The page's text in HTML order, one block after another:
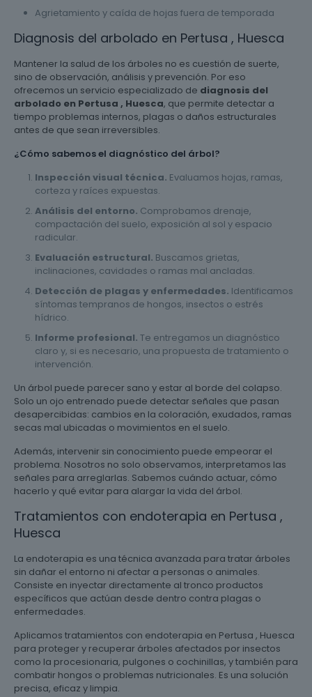
Agrietamiento y caída de hojas fuera de temporada
Diagnosis del arbolado en Pertusa , Huesca
Mantener la salud de los árboles no es cuestión de suerte,
sino de observación, análisis y prevención. Por eso
ofrecemos un servicio especializado de diagnosis del
arbolado en Pertusa , Huesca, que permite detectar a
tiempo problemas internos, plagas o daños estructurales
antes de que sean irreversibles.
¿Cómo sabemos el diagnóstico del árbol?
Inspección visual técnica. Evaluamos hojas, ramas,
corteza y raíces expuestas.
Análisis del entorno. Comprobamos drenaje,
compactación del suelo, exposición al sol y espacio
radicular.
Evaluación estructural. Buscamos grietas,
inclinaciones, cavidades o ramas mal ancladas.
Detección de plagas y enfermedades. Identificamos
síntomas tempranos de hongos, insectos o estrés
hídrico.
Informe profesional. Te entregamos un diagnóstico
claro y, si es necesario, una propuesta de tratamiento o
intervención.
Un árbol puede parecer sano y estar al borde del colapso.
Solo un ojo entrenado puede detectar señales que pasan
desapercibidas: cambios en la coloración, exudados, ramas
secas mal ubicadas o movimientos en el suelo.
Además, intervenir sin conocimiento puede empeorar el
problema. Nosotros no solo observamos, interpretamos las
señales para arreglarlas. Sabemos cuándo actuar, cómo
hacerlo y qué evitar para alargar la vida del árbol.
Tratamientos con endoterapia en Pertusa ,
Huesca
La endoterapia es una técnica avanzada para tratar árboles
sin dañar el entorno ni afectar a personas o animales.
Consiste en inyectar directamente al tronco productos
específicos que actúan desde dentro contra plagas o
enfermedades.
Aplicamos tratamientos con endoterapia en Pertusa , Huesca
para proteger y recuperar árboles afectados por insectos
como la procesionaria, pulgones o cochinillas, y también para
combatir hongos o problemas nutricionales. Es una solución
precisa, eficaz y limpia.